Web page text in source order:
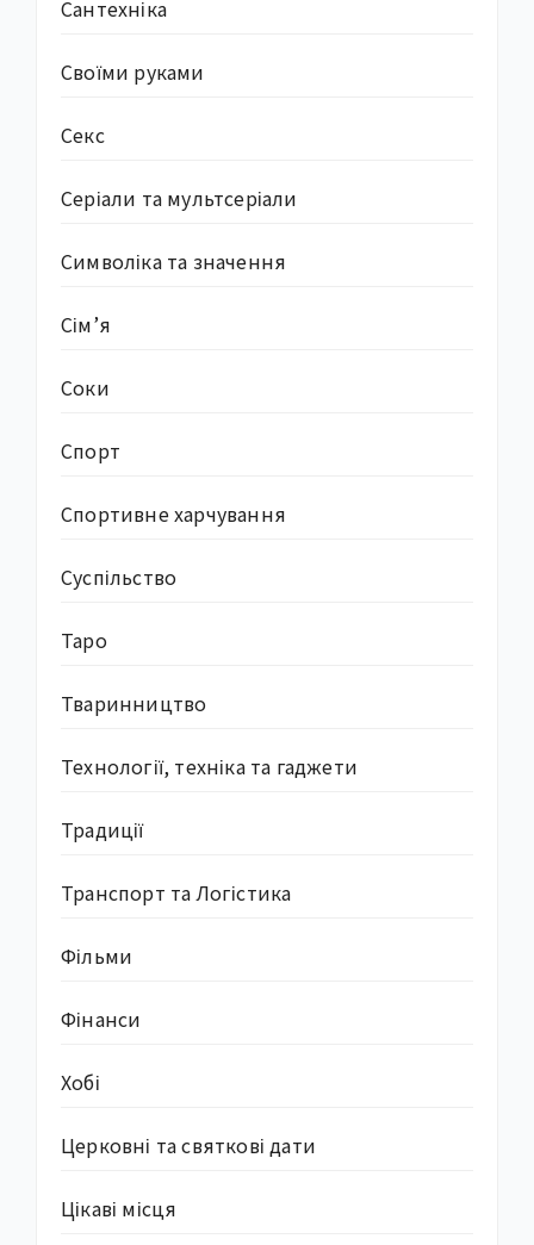
Сантехніка
Своїми руками
Секс
Серіали та мультсеріали
Символіка та значення
Сім’я
Соки
Спорт
Спортивне харчування
Суcпільство
Таро
Тваринництво
Технології, техніка та гаджети
Традиції
Транспорт та Логістика
Фільми
Фінанси
Хобі
Церковні та святкові дати
Цікаві місця